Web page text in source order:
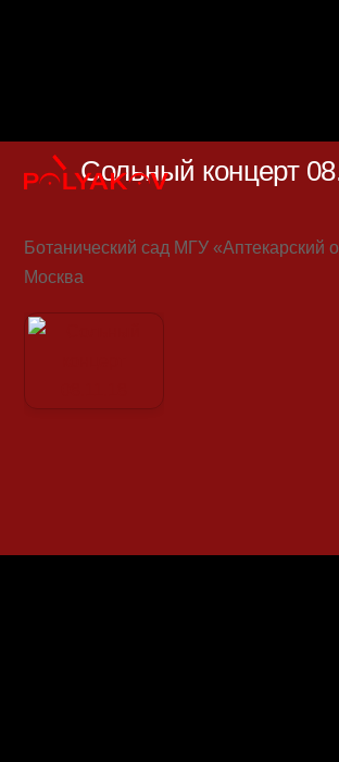
Сольный концерт
Ботанический сад МГУ «Аптекарский
Москва